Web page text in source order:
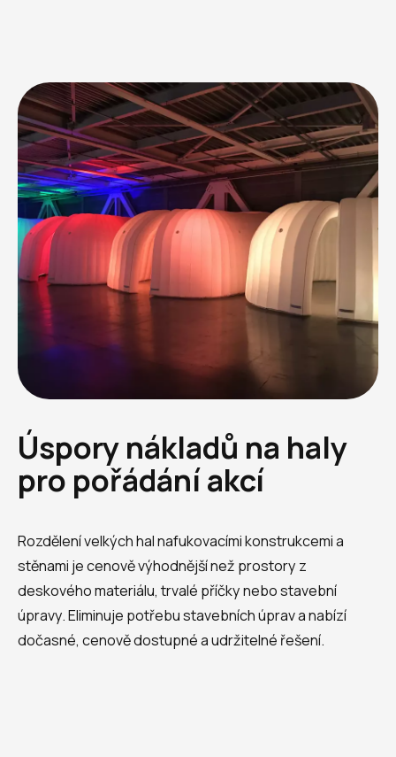
Úspory nákladů na haly
pro pořádání akcí
Rozdělení velkých hal nafukovacími konstrukcemi a
stěnami je cenově výhodnější než prostory z
deskového materiálu, trvalé příčky nebo stavební
úpravy. Eliminuje potřebu stavebních úprav a nabízí
dočasné, cenově dostupné a udržitelné řešení.